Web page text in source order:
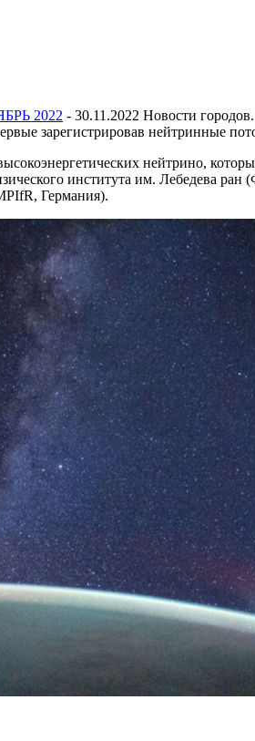
2022 - 30.11.2022 Новости
зарегистрировав нейтринные
нейтрино,
института им. Лебедева ран
Германия).